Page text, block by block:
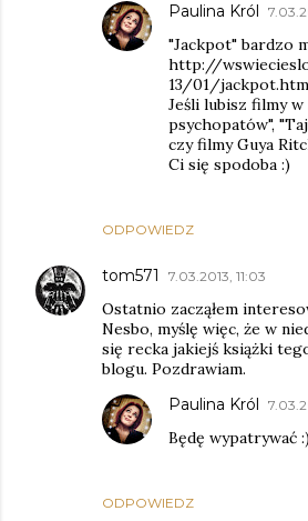
ODPOWIEDZ
Paulina Król
"Jackpot" bardzo
http://
13/01/
Jeśli lubisz filmy
psychopatów",
czy filmy Guya
Ci się spodoba :)
tom571 7.03.2013, 11:03
Ostatnio zacząłem
Nesbo, myślę więc, że w
się recka jakiejś książki
blogu. Pozdrawiam.
ODPOWIEDZ
Paulina Król
Będę wypatrywać